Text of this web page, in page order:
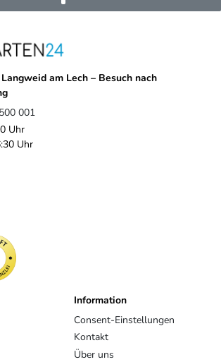
am Lech – Besuch nach
001
Uhr
Uhr
Information
Consent-Einstellungen
Kontakt
Über uns